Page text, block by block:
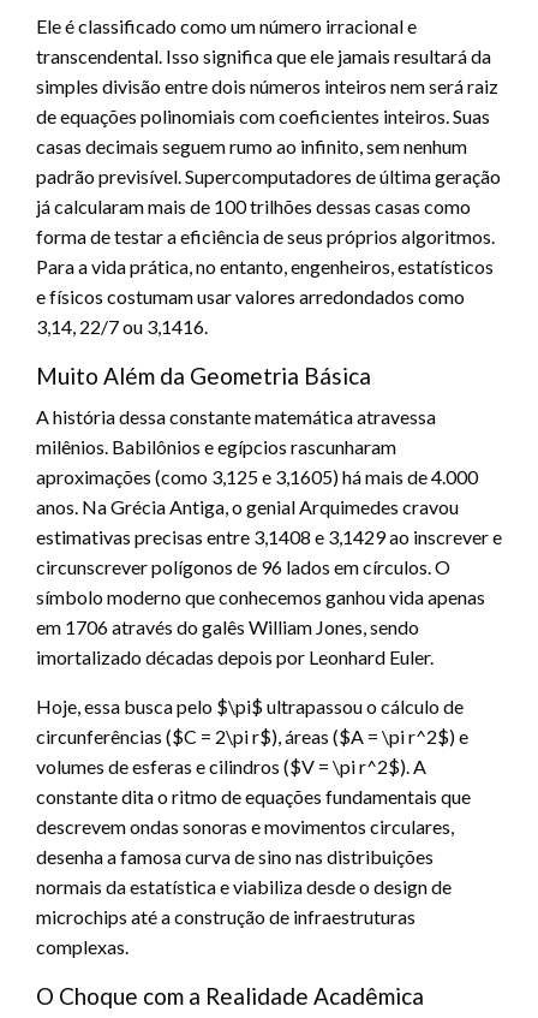
Ele é classificado como um número irracional e
transcendental. Isso significa que ele jamais resultará da
simples divisão entre dois números inteiros nem será raiz
de equações polinomiais com coeficientes inteiros. Suas
casas decimais seguem rumo ao infinito, sem nenhum
padrão previsível. Supercomputadores de última geração
já calcularam mais de 100 trilhões dessas casas como
forma de testar a eficiência de seus próprios algoritmos.
Para a vida prática, no entanto, engenheiros, estatísticos
e físicos costumam usar valores arredondados como
3,14, 22/7 ou 3,1416.
Muito Além da Geometria Básica
A história dessa constante matemática atravessa
milênios. Babilônios e egípcios rascunharam
aproximações (como 3,125 e 3,1605) há mais de 4.000
anos. Na Grécia Antiga, o genial Arquimedes cravou
estimativas precisas entre 3,1408 e 3,1429 ao inscrever e
circunscrever polígonos de 96 lados em círculos. O
símbolo moderno que conhecemos ganhou vida apenas
em 1706 através do galês William Jones, sendo
imortalizado décadas depois por Leonhard Euler.
Hoje, essa busca pelo $\pi$ultrapassou o cálculo de
circunferências ($C = 2\pi r$), áreas ($A = \pi r^2$) e
volumes de esferas e cilindros ($V = \pi r^2$). A
constante dita o ritmo de equações fundamentais que
descrevem ondas sonoras e movimentos circulares,
desenha a famosa curva de sino nas distribuições
normais da estatística e viabiliza desde o design de
microchips até a construção de infraestruturas
complexas.
O Choque com a Realidade Acadêmica